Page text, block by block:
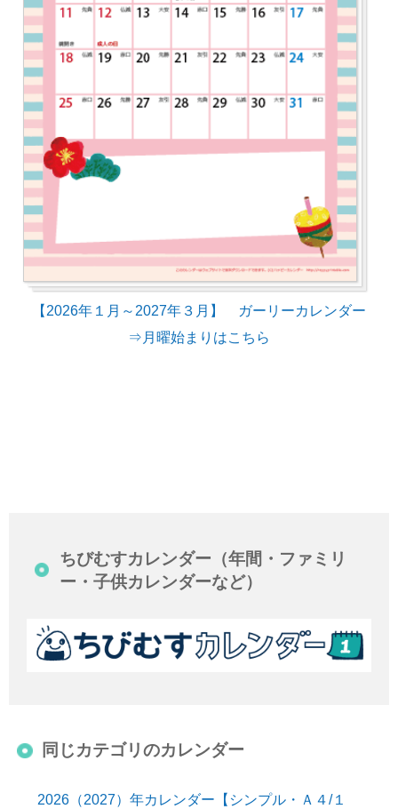
【2026年１月～2027年３月】 ガーリーカレンダー
⇒月曜始まりはこちら
ちびむすカレンダー（年間・ファミリ
ー・子供カレンダーなど）
同じカテゴリのカレンダー
2026（2027）年カレンダー【シンプル・Ａ４/１